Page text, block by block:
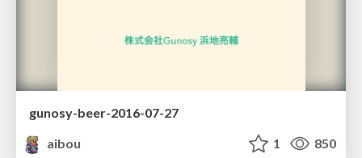
gunosy-beer-2016-07-27
aibou
1 850